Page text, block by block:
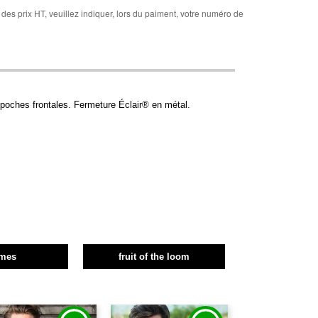
prix HT, veuillez indiquer, lors du paiment, votre numéro de
frontales. Fermeture Éclair® en métal.
fruit of the loom